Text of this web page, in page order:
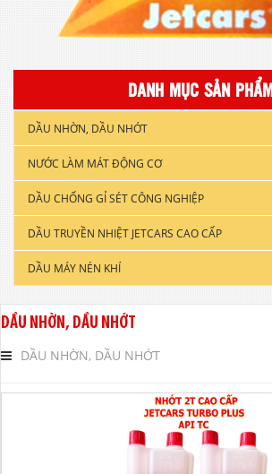
DANH MỤC SẢN PHẨM
DẦU NHỜN, DẦU NHỚT
DẦU NHỚT XE GẮN MÁY
DẦU ĐỘNG CƠ XE TẢI & TÀU THUYỀN
DẦU NHỚT CÔNG NGHIỆP
DẦU CẮT GỌT KIM LOẠI
DẦU NHỚT THỦY LỰC CAO CẤP
DẦU NHỚT HỘP SỐ
NƯỚC LÀM MÁT ĐỘNG CƠ
DẦU CHỐNG GỈ SÉT CÔNG NGHIỆP
DẦU TRUYỀN NHIỆT JETCARS CAO CẤP
DẦU MÁY NÉN KHÍ
DẦU NHỜN, DẦU NHỚT
DẦU NHỜN, DẦU NHỚT